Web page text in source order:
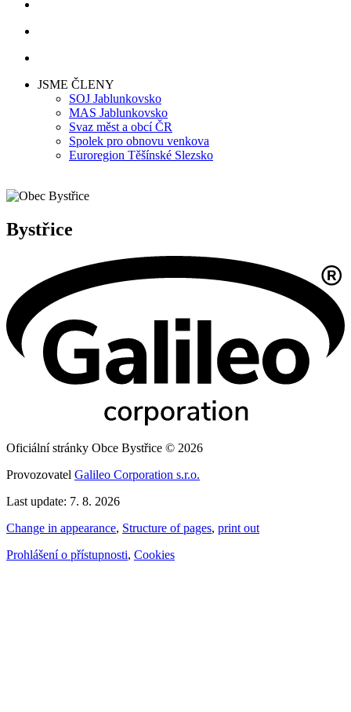
JSME ČLENY
SOJ Jablunkovsko
MAS Jablunkovsko
Svaz měst a obcí ČR
Spolek pro obnovu venkova
Euroregion Těšínské Slezsko
Bystřice
Oficiální stránky Obce Bystřice © 2026
Provozovatel Galileo Corporation s.r.o.
Last update: 7. 8. 2026
Change in appearance, Structure of pages, print out
Prohlášení o přístupnosti, Cookies